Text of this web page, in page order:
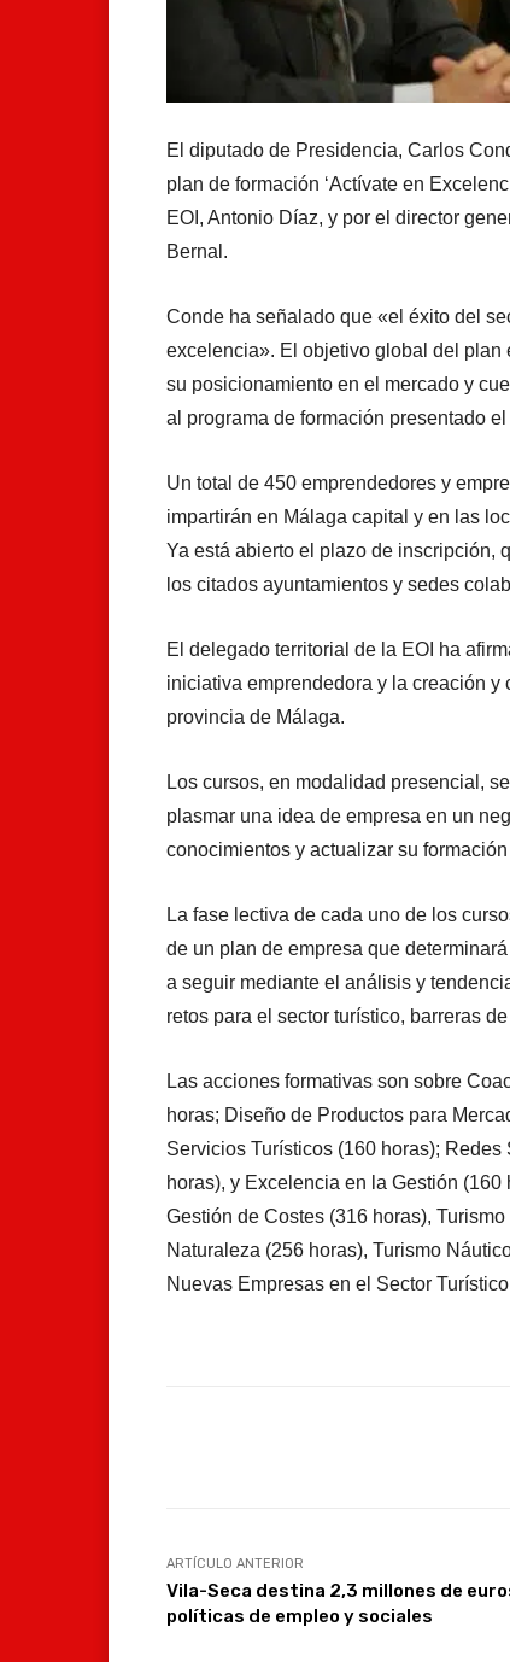
El diputado de Presidencia, Carlos
plan de formación ‘Actívate en
EOI, Antonio Díaz, y por el director
Bernal.
Conde ha señalado que «el éxito del
excelencia». El objetivo global del plan
su posicionamiento en el mercado y
al programa de formación presentado
Un total de 450 emprendedores y
impartirán en Málaga capital y en las
Ya está abierto el plazo de inscripción,
los citados ayuntamientos y sedes
El delegado territorial de la EOI ha
iniciativa emprendedora y la creación
provincia de Málaga.
Los cursos, en modalidad presencial,
plasmar una idea de empresa en un
conocimientos y actualizar su
La fase lectiva de cada uno de los
de un plan de empresa que
a seguir mediante el análisis y
retos para el sector turístico, barreras
Las acciones formativas son sobre
horas; Diseño de Productos para
Servicios Turísticos (160 horas);
horas), y Excelencia en la Gestión
Gestión de Costes (316 horas),
Naturaleza (256 horas), Turismo
Nuevas Empresas en el Sector
ARTÍCULO ANTERIOR
Vila-Seca destina 2,3 millones de
políticas de empleo y sociales